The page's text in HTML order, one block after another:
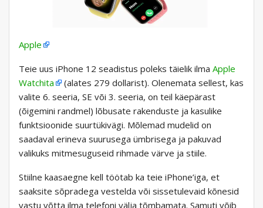
Apple
Teie uus iPhone 12 seadistus poleks täielik ilma Apple
Watchita
(alates 279 dollarist). Olenemata sellest, kas
valite 6. seeria, SE või 3. seeria, on teil käepärast
(õigemini randmel) lõbusate rakenduste ja kasulike
funktsioonide suurtükivägi. Mõlemad mudelid on
saadaval erineva suurusega ümbrisega ja pakuvad
valikuks mitmesuguseid rihmade värve ja stiile.
Stiilne kaasaegne kell töötab ka teie iPhone’iga, et
saaksite sõpradega vestelda või sissetulevaid kõnesid
vastu võtta ilma telefoni välja tõmbamata. Samuti võib